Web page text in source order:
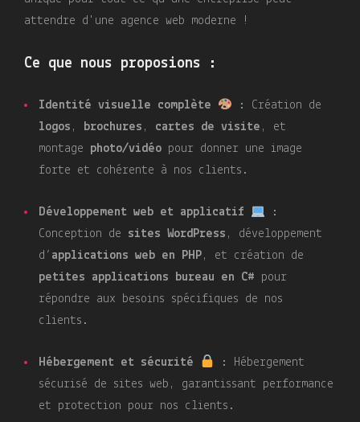
attendre d'une agence web moderne !
Ce que nous proposions :
Identité visuelle complète
: Création de
logos , brochures , cartes de visite , et
montage photo/vidéo pour donner une image
forte et cohérente à nos clients.
Développement web et applicatif
:
Conception de sites WordPress , développement
d’ applications web en PHP, et création de
petites applications bureau en C# pour
répondre aux besoins spécifiques de nos
clients.
Hébergement et sécurité
: Hébergement
sécurisé de sites web, garantissant performance
et protection pour nos clients.